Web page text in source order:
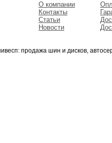
О компании
Контакты
Статьи
Новости
продажа шин и дисков,